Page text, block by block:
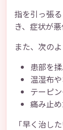
指を引っ張
き、症状が
また、次の
患部を
温湿布
テーピ
痛み止
「早く治し